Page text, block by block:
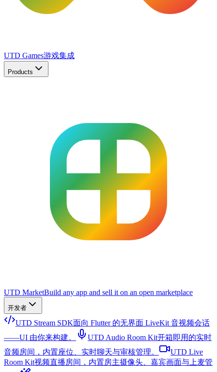
UTD Games游戏集成
Products
UTD MarketBuild any app and sell it on an open marketplace
开发者
UTD Stream SDK面向 Flutter 的无界面 LiveKit 音视频会话
——UI 由你来构建。
UTD Audio Room Kit开箱即用的实时
音频房间，内置座位、实时聊天与审核管理。
UTD Live
Room Kit视频直播房间，内置房主摄像头、嘉宾画面与上麦管